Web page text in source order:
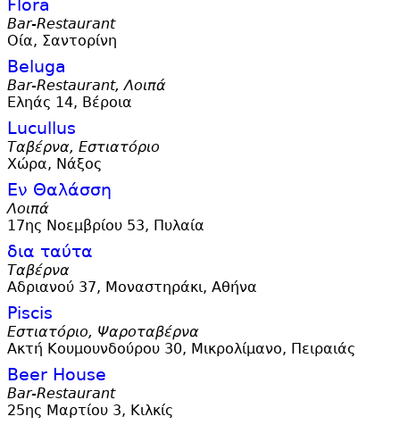
Flora
Bar-Restaurant
Οία, Σαντορίνη
Beluga
Bar-Restaurant, Λοιπά
Εληάς 14, Βέροια
Lucullus
Ταβέρνα, Εστιατόριο
Χώρα, Νάξος
Εν Θαλάσση
Λοιπά
17ης Νοεμβρίου 53, Πυλαία
δια ταύτα
Ταβέρνα
Αδριανού 37, Μοναστηράκι, Αθήνα
Piscis
Εστιατόριο, Ψαροταβέρνα
Ακτή Κουμουνδούρου 30, Μικρολίμανο, Πειραιάς
Beer House
Bar-Restaurant
25ης Μαρτίου 3, Κιλκίς